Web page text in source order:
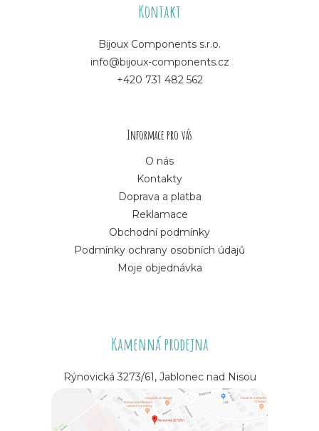
Kontakt
Bijoux Components s.r.o.
info@bijoux-components.cz
+420 731 482 562
Informace pro vás
O nás
Kontakty
Doprava a platba
Reklamace
Obchodní podmínky
Podmínky ochrany osobních údajů
Moje objednávka
Kamenná prodejna
Rýnovická 3273/61, Jablonec nad Nisou